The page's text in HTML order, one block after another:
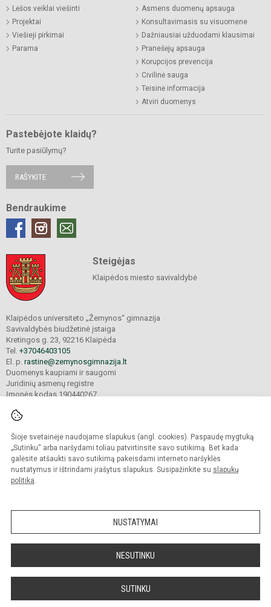
Šioje svetainėje naudojame slapukus (angl. cookies). Paspaudę mygtuką
„Sutinku“ arba naršydami toliau patvirtinsite savo sutikimą. Bet kada
galėsite atšaukti savo sutikimą pakeisdami interneto naršyklės
nustatymus ir ištrindami įrašytus slapukus. Susipažinkite su slapukų
politika.
NUSTATYMAI
NESUTINKU
SUTINKU
Lėšos veiklai viešinti
Projektai
Viešieji pirkimai
Parama
Asmens duomenų apsauga
Konsultavimasis su visuomene
Dažniausiai užduodami klausimai
Pranešėjų apsauga
Korupcijos prevencija
Civilinė sauga
Teisinė informacija
Atviri duomenys
Pastebėjote klaidų?
Turite pasiūlymų?
RAŠYKITE
Bendraukime
Steigėjas
Klaipėdos miesto savivaldybė
Klaipėdos universiteto „Žemynos“ gimnazija
Savivaldybės biudžetinė įstaiga
Kretingos g. 23, 92216 Klaipėda
Tel. +37046403105
El. p. rastine@zemynosgimnazija.lt
Duomenys kaupiami ir saugomi
Juridinių asmenų registre
Įmonės kodas 190440267
© 2022. Klaipėdos universiteto „Žemynos“ gimnazija. Visos teisės saugomos.
Kopijuoti turinį be raštiško gimnazijos sutikimo griežtai draudžiama.
Prieinamumo paraiška Slapukų valdymas
Sumanus būdas atnaujinti